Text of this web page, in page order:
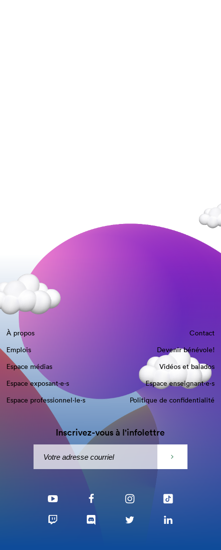
À propos
Contact
Emplois
Devenir bénévole!
Espace médias
Vidéos et balados
Espace exposant·e⋅s
Espace enseignant·e⋅s
Espace professionnel·le⋅s
Politique de confidentialité
Inscrivez-vous à l'infolettre